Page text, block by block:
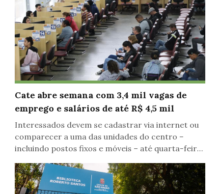
Cate abre semana com 3,4 mil vagas de
emprego e salários de até R$ 4,5 mil
Interessados devem se cadastrar via internet ou
comparecer a uma das unidades do centro –
incluindo postos fixos e móveis – até quarta-feira